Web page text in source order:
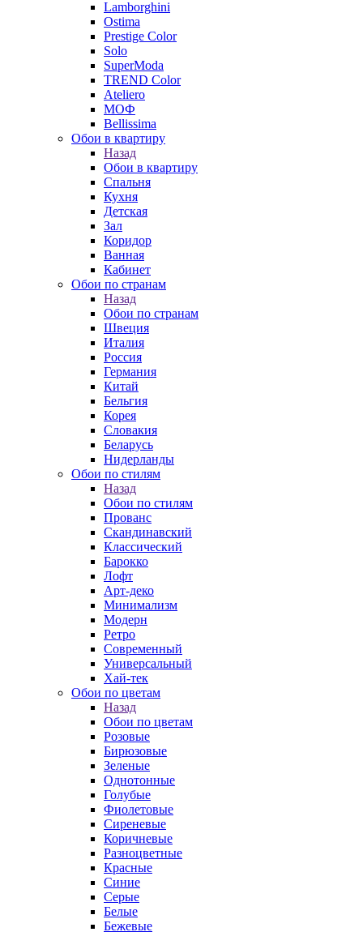
Lamborghini
Ostima
Prestige Color
Solo
SuperModa
TREND Color
Ateliero
МОФ
Bellissima
Обои в квартиру
Назад
Обои в квартиру
Спальня
Кухня
Детская
Зал
Коридор
Ванная
Кабинет
Обои по странам
Назад
Обои по странам
Швеция
Италия
Россия
Германия
Китай
Бельгия
Корея
Словакия
Беларусь
Нидерланды
Обои по стилям
Назад
Обои по стилям
Прованс
Скандинавский
Классический
Барокко
Лофт
Арт-деко
Минимализм
Модерн
Ретро
Современный
Универсальный
Хай-тек
Обои по цветам
Назад
Обои по цветам
Розовые
Бирюзовые
Зеленые
Однотонные
Голубые
Фиолетовые
Сиреневые
Коричневые
Разноцветные
Красные
Синие
Серые
Белые
Бежевые